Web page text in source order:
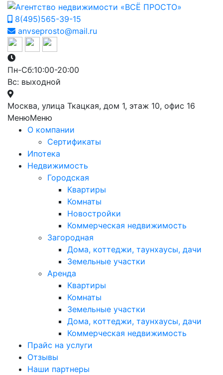
8(495)565-39-15
anvseprosto@mail.ru
Пн-Сб:10:00-20:00
Вс: выходной
Москва, улица Ткацкая, дом 1, этаж 10, офис 16
МенюМеню
О компании
Сертификаты
Ипотека
Недвижимость
Городская
Квартиры
Комнаты
Новостройки
Коммерческая недвижимость
Загородная
Дома, коттеджи, таунхаусы, дачи
Земельные участки
Аренда
Квартиры
Комнаты
Земельные участки
Дома, коттеджи, таунхаусы, дачи
Коммерческая недвижимость
Прайс на услуги
Отзывы
Наши партнеры